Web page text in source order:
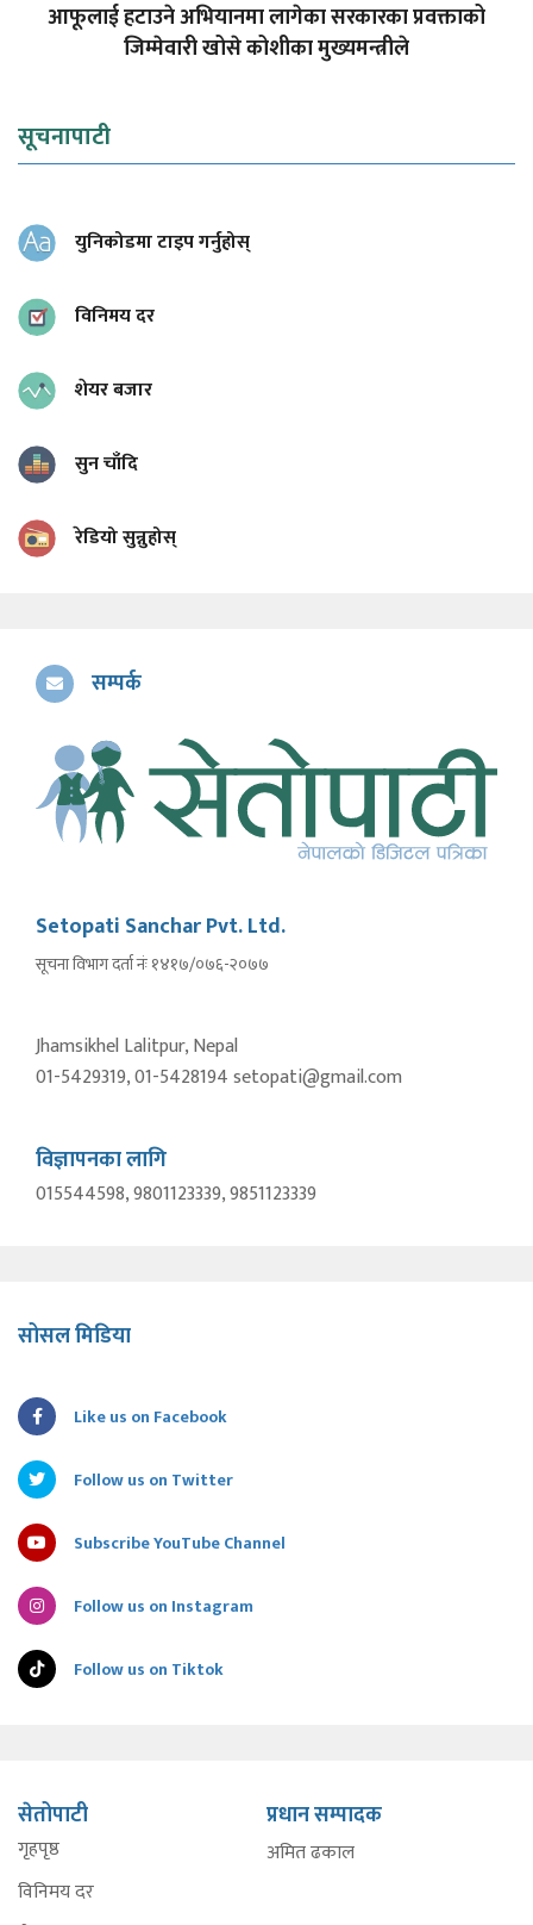
आफूलाई हटाउने अभियानमा लागेका सरकारका प्रवक्ताको
जिम्मेवारी खोसे कोशीका मुख्यमन्त्रीले
सूचनापाटी
युनिकोडमा टाइप गर्नुहोस्
विनिमय दर
शेयर बजार
सुन चाँदि
रेडियो सुन्नुहोस्
सम्पर्क
Setopati Sanchar Pvt. Ltd.
सूचना विभाग दर्ता नंः १४१७/०७६-२०७७
Jhamsikhel Lalitpur, Nepal
01-5429319, 01-5428194 setopati@gmail.com
विज्ञापनका लागि
015544598, 9801123339, 9851123339
सोसल मिडिया
Like us on Facebook
Follow us on Twitter
Subscribe YouTube Channel
Follow us on Instagram
Follow us on Tiktok
सेतोपाटी
गृहपृष्ठ
विनिमय दर
प्रधान सम्पादक
अमित ढकाल